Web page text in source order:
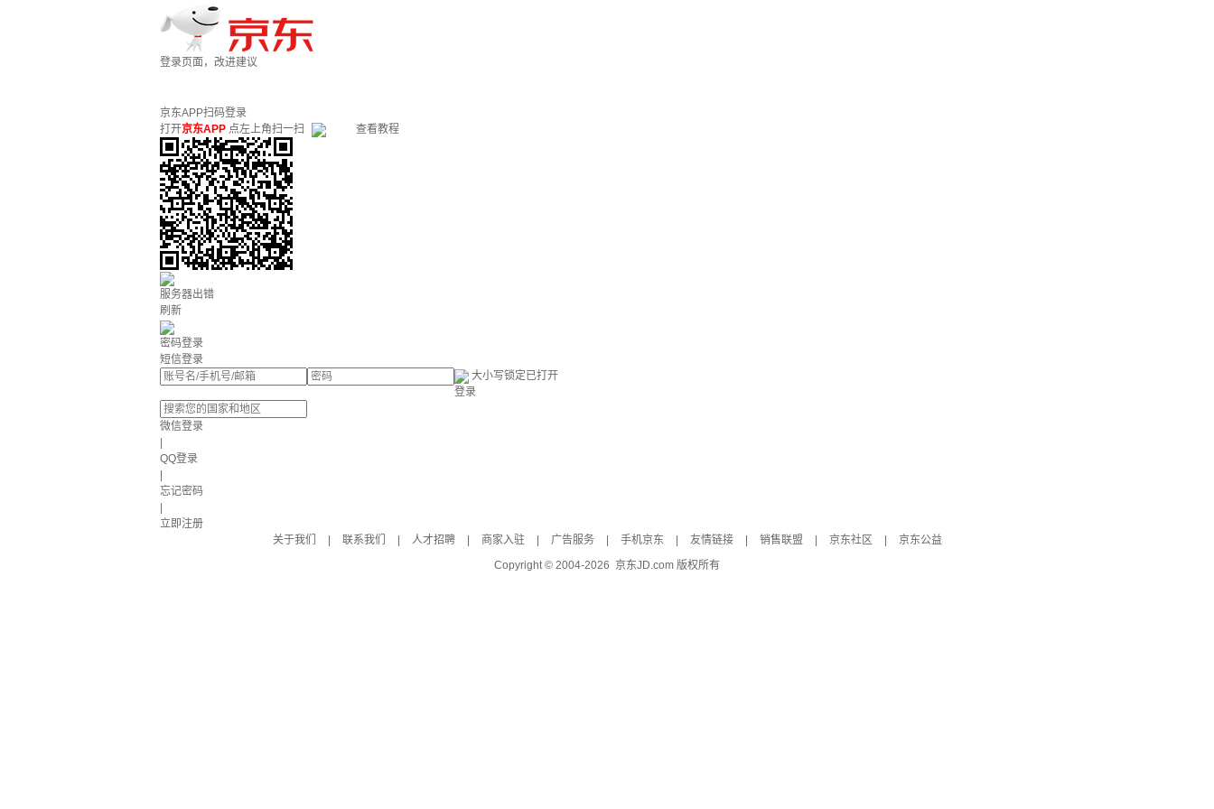
登录页面，改进建议
京东APP扫码登录
打开京东APP 点左上角扫一扫 查看教程
服务器出错
刷新
密码登录
短信登录
大小写锁定已打开
登录
微信登录
QQ登录
忘记密码
立即注册
关于我们
联系我们 人才招聘 商家入驻 广告服务 手机京东 友情链接 销售联盟 京东社区
京东公益
Copyright © 2004-2026 京东JD.com 版权所有